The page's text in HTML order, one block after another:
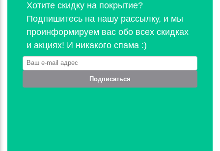
Хотите скидку на покрытие?
Подпишитесь на нашу рассылку, и мы
проинформируем вас обо всех скидках
и акциях! И никакого спама :)
Подписаться